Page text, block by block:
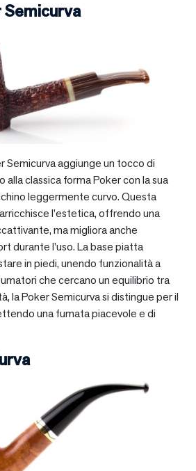
Semicurva
Semicurva aggiunge un tocco di
alla classica forma Poker con la sua
leggermente curvo. Questa
l’estetica, offrendo una
ma migliora anche
durante l’uso. La base piatta
in piedi, unendo funzionalità a
che cercano un equilibrio tra
la Poker Semicurva si distingue per il
una fumata piacevole e di